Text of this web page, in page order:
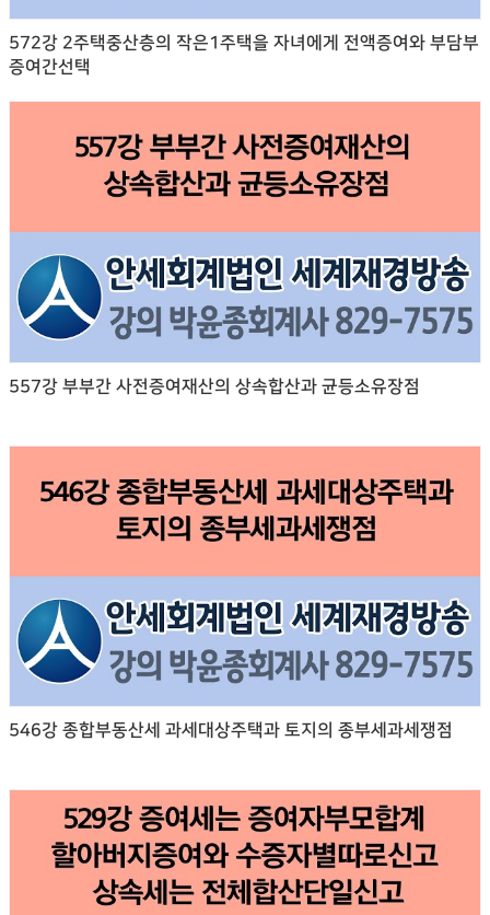
572강 2주택중산층의 작은1주택을 자녀에게 전액증여와 부담부
증여간선택
557강 부부간 사전증여재산의 상속합산과 균등소유장점
546강 종합부동산세 과세대상주택과 토지의 종부세과세쟁점